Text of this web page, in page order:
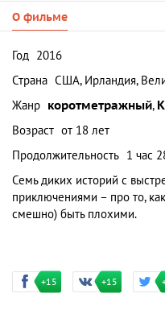
О фильме
Год 2016
Страна США, Ирландия,
Жанр коротметражный,
Возраст от 18 лет
Продолжительность 1 час
Семь диких историй с
приключениями – про то,
смешно) быть плохими.
+15 +15